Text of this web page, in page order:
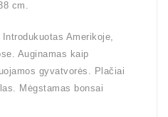
cm.
Amerikoje,
Auginamas kaip
gyvatvorės. Plačiai
Mėgstamas bonsai